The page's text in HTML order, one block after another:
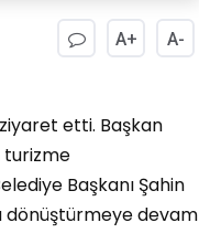
A+ A-
etti. Başkan
turizme
Başkanı Şahin
dönüştürmeye devam